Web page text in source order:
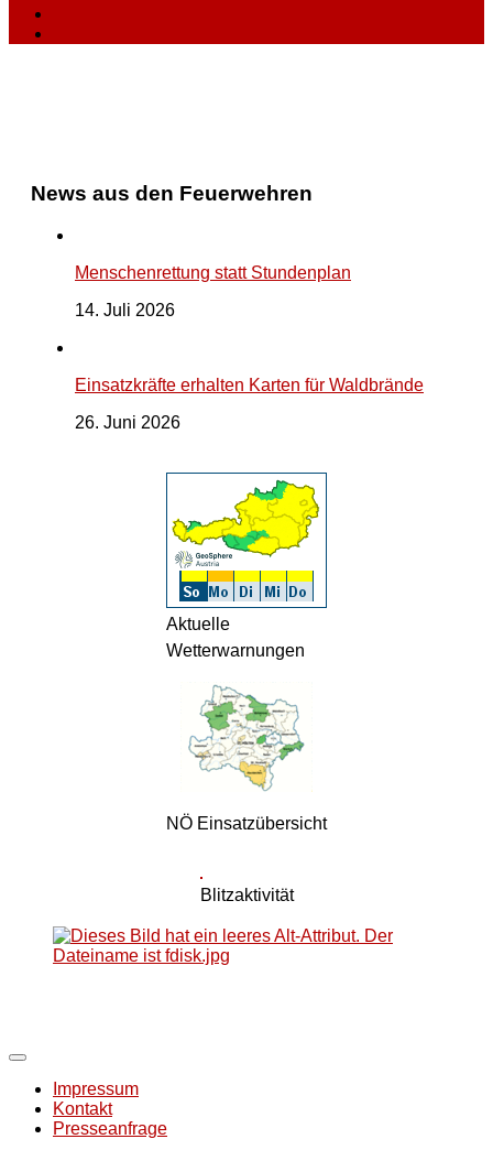
News aus den Feuerwehren
Menschenrettung statt Stundenplan
14. Juli 2026
Einsatzkräfte erhalten Karten für Waldbrände
26. Juni 2026
Aktuelle
Wetterwarnungen
NÖ Einsatzübersicht
Blitzaktivität
Impressum
Kontakt
Presseanfrage